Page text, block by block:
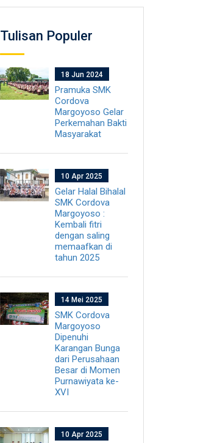
Tulisan Populer
18 Jun 2024
Pramuka SMK
Cordova
Margoyoso Gelar
Perkemahan Bakti
Masyarakat
10 Apr 2025
Gelar Halal Bihalal
SMK Cordova
Margoyoso :
Kembali fitri
dengan saling
memaafkan di
tahun 2025
14 Mei 2025
SMK Cordova
Margoyoso
Dipenuhi
Karangan Bunga
dari Perusahaan
Besar di Momen
Purnawiyata ke-
XVI
10 Apr 2025